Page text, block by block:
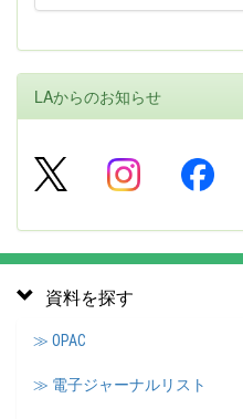
LAからのお知らせ
資料を探す
≫ OPAC
≫ 電子ジャーナルリスト